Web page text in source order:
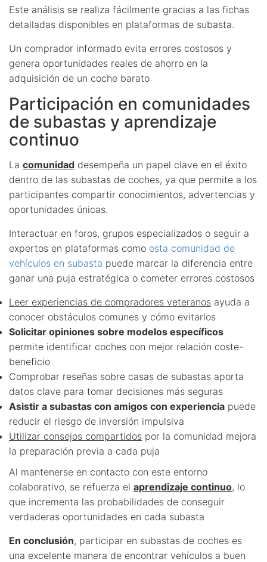
Este análisis se realiza fácilmente gracias a las fichas
detalladas disponibles en plataformas de subasta.
Un comprador informado evita errores costosos y
genera oportunidades reales de ahorro en la
adquisición de un coche barato
Participación en comunidades
de subastas y aprendizaje
continuo
La comunidad desempeña un papel clave en el éxito
dentro de las subastas de coches, ya que permite a los
participantes compartir conocimientos, advertencias y
oportunidades únicas.
Interactuar en foros, grupos especializados o seguir a
expertos en plataformas como esta comunidad de
vehículos en subasta puede marcar la diferencia entre
ganar una puja estratégica o cometer errores costosos
Leer experiencias de compradores veteranos ayuda a
conocer obstáculos comunes y cómo evitarlos
Solicitar opiniones sobre modelos específicos
permite identificar coches con mejor relación coste-
beneficio
Comprobar reseñas sobre casas de subastas aporta
datos clave para tomar decisiones más seguras
Asistir a subastas con amigos con experiencia puede
reducir el riesgo de inversión impulsiva
Utilizar consejos compartidos por la comunidad mejora
la preparación previa a cada puja
Al mantenerse en contacto con este entorno
colaborativo, se refuerza el aprendizaje continuo, lo
que incrementa las probabilidades de conseguir
verdaderas oportunidades en cada subasta
En conclusión, participar en subastas de coches es
una excelente manera de encontrar vehículos a buen